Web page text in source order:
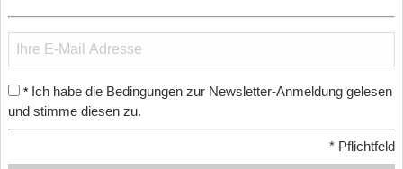
* Ich habe die Bedingungen zur Newsletter-Anmeldung gelesen
und stimme diesen zu.
* Pflichtfeld